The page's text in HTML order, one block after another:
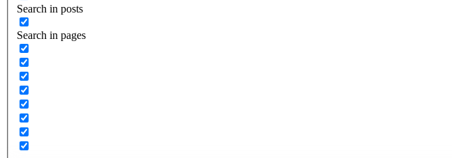
Search in posts
Search in pages